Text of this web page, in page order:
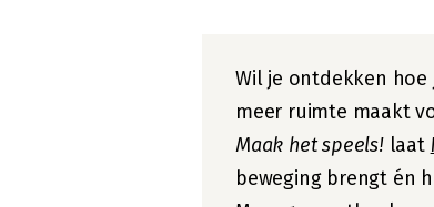
Wil je ontdekken
meer ruimte maakt
Maak het speels!laat
beweging brengt én